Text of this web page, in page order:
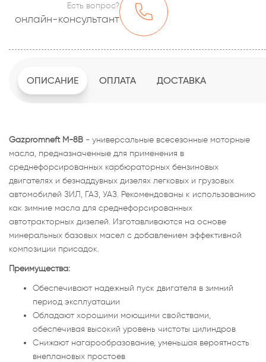
Есть вопрос?
онлайн-консультант
ОПИСАНИЕ ОПЛАТА ДОСТАВКА
Gazpromneft М-8В - универсальные всесезонные моторные
масла, предназначенные для применения в
среднефорсированных карбюраторных бензиновых
двигателях и безнаддувных дизелях легковых и грузовых
автомобилей ЗИЛ, ГАЗ, УАЗ. Рекомендованы к использованию
как зимние масла для среднефорсированных
автотракторных дизелей. Изготавливаются на основе
минеральных базовых масел с добавлением эффективной
композиции присадок.
Преимущества:
Обеспечивают надежный пуск двигателя в зимний
период эксплуатации
Обладают хорошими моющими свойствами,
обеспечивая высокий уровень чистоты цилиндров
Снижают нагарообразование, уменьшая вероятность
внеплановых простоев